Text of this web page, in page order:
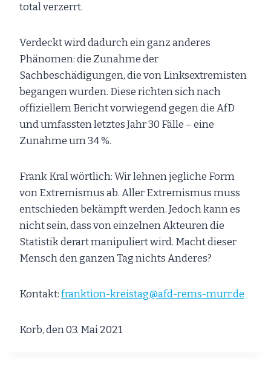
total verzerrt.
Verdeckt wird dadurch ein ganz anderes
Phänomen: die Zunahme der
Sachbeschädigungen, die von Linksextremisten
begangen wurden. Diese richten sich nach
offiziellem Bericht vorwiegend gegen die AfD
und umfassten letztes Jahr 30 Fälle – eine
Zunahme um 34 %.
Frank Kral wörtlich: Wir lehnen jegliche Form
von Extremismus ab. Aller Extremismus muss
entschieden bekämpft werden. Jedoch kann es
nicht sein, dass von einzelnen Akteuren die
Statistik derart manipuliert wird. Macht dieser
Mensch den ganzen Tag nichts Anderes?
Kontakt:franktion-kreistag@afd-rems-murr.de
Korb, den 03. Mai 2021